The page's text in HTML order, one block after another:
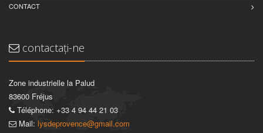
CONTACT
contactați-ne
Zone industrielle la Palud
83600 Fréjus
Téléphone: +33 4 94 44 21 03
Mail: lysdeprovence@gmail.com